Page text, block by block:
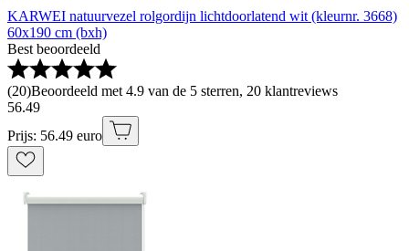
KARWEI natuurvezel rolgordijn lichtdoorlatend wit (kleurnr. 3668)
60x190 cm (bxh)
Best beoordeeld
(20)Beoordeeld met 4.9 van de 5 sterren, 20 klantreviews
56.49
Prijs: 56.49 euro